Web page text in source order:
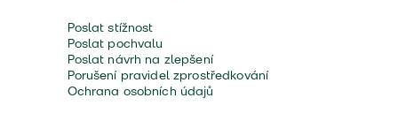
Poslat stížnost
Poslat pochvalu
Poslat návrh na zlepšení
Porušení pravidel zprostředkování
Ochrana osobních údajů